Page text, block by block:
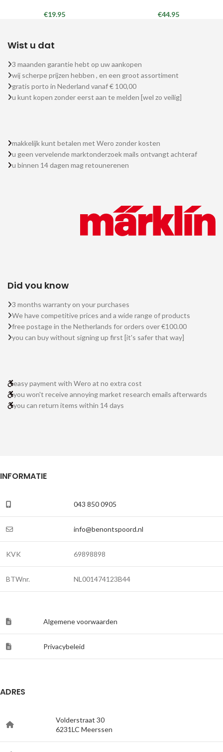
€19.95 €44.95
Wist u dat
3 maanden garantie hebt op uw aankopen
wij scherpe prijzen hebben , en een groot assortiment
gratis porto in Nederland vanaf € 100,00
u kunt kopen zonder eerst aan te melden [wel zo veilig]
makkelijk kunt betalen met Wero zonder kosten
u geen vervelende marktonderzoek mails ontvangt achteraf
u binnen 14 dagen mag retounerenen
Did you know
3 months warranty on your purchases
We have competitive prices and a wide range of products
free postage in the Netherlands for orders over €100.00
you can buy without signing up first [it's safer that way]
easy payment with Wero at no extra cost
you won't receive annoying market research emails afterwards
you can return items within 14 days
INFORMATIE
043 850 0905
info@benontspoord.nl
KVK 69898898
BTWnr. NL001474123B44
Algemene voorwaarden
Privacybeleid
ADRES
Volderstraat 30
6231LC Meerssen